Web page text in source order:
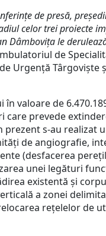
de presă,
celor trei proiecte
Dâmbovița le
de
Urgență Târgoviște
valoare de
care prevede
prezent s-au realizat
de angiografie,
(desfacerea
unei legături
existentă și
a zonei
rețelelor de